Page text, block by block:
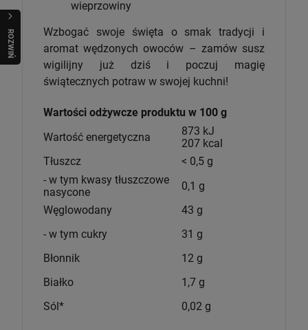
R
O
Z
W
I
Ń
O
B
I
wieprzowiny
Wzbogać swoje święta o smak tradycji i
aromat wędzonych owoców – zamów susz
wigilijny już dziś i poczuj magię
świątecznych potraw w swojej kuchni!
Wartości odżywcze produktu w 100 g
Wartość energetyczna
873 kJ
207 kcal
Tłuszcz
< 0,5 g
- w tym kwasy tłuszczowe
nasycone
0,1 g
Węglowodany
43 g
- w tym cukry
31 g
Błonnik
12 g
Białko
1,7 g
Sól*
0,02 g